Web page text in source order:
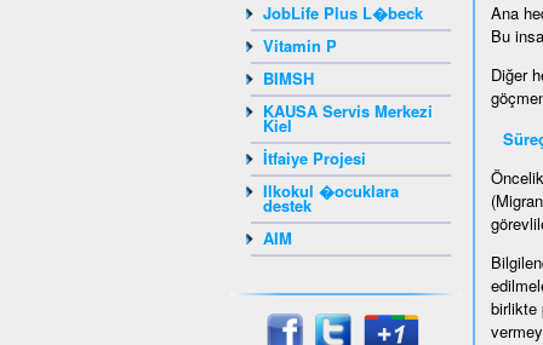
JobLife Plus L�beck
Vitamin P
BIMSH
KAUSA Servis Merkezi
Kiel
İtfaiye Projesi
Ilkokul �ocuklara
destek
AIM
Ana
Bu
Diğer
birlikte